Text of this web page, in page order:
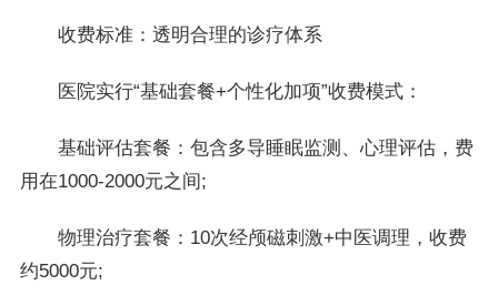
收费标准：透明合理的诊疗体系
医院实行“基础套餐+个性化加项”收费模式：
基础评估套餐：包含多导睡眠监测、心理评估，费
用在1000-2000元之间;
物理治疗套餐：10次经颅磁刺激+中医调理，收费
约5000元;